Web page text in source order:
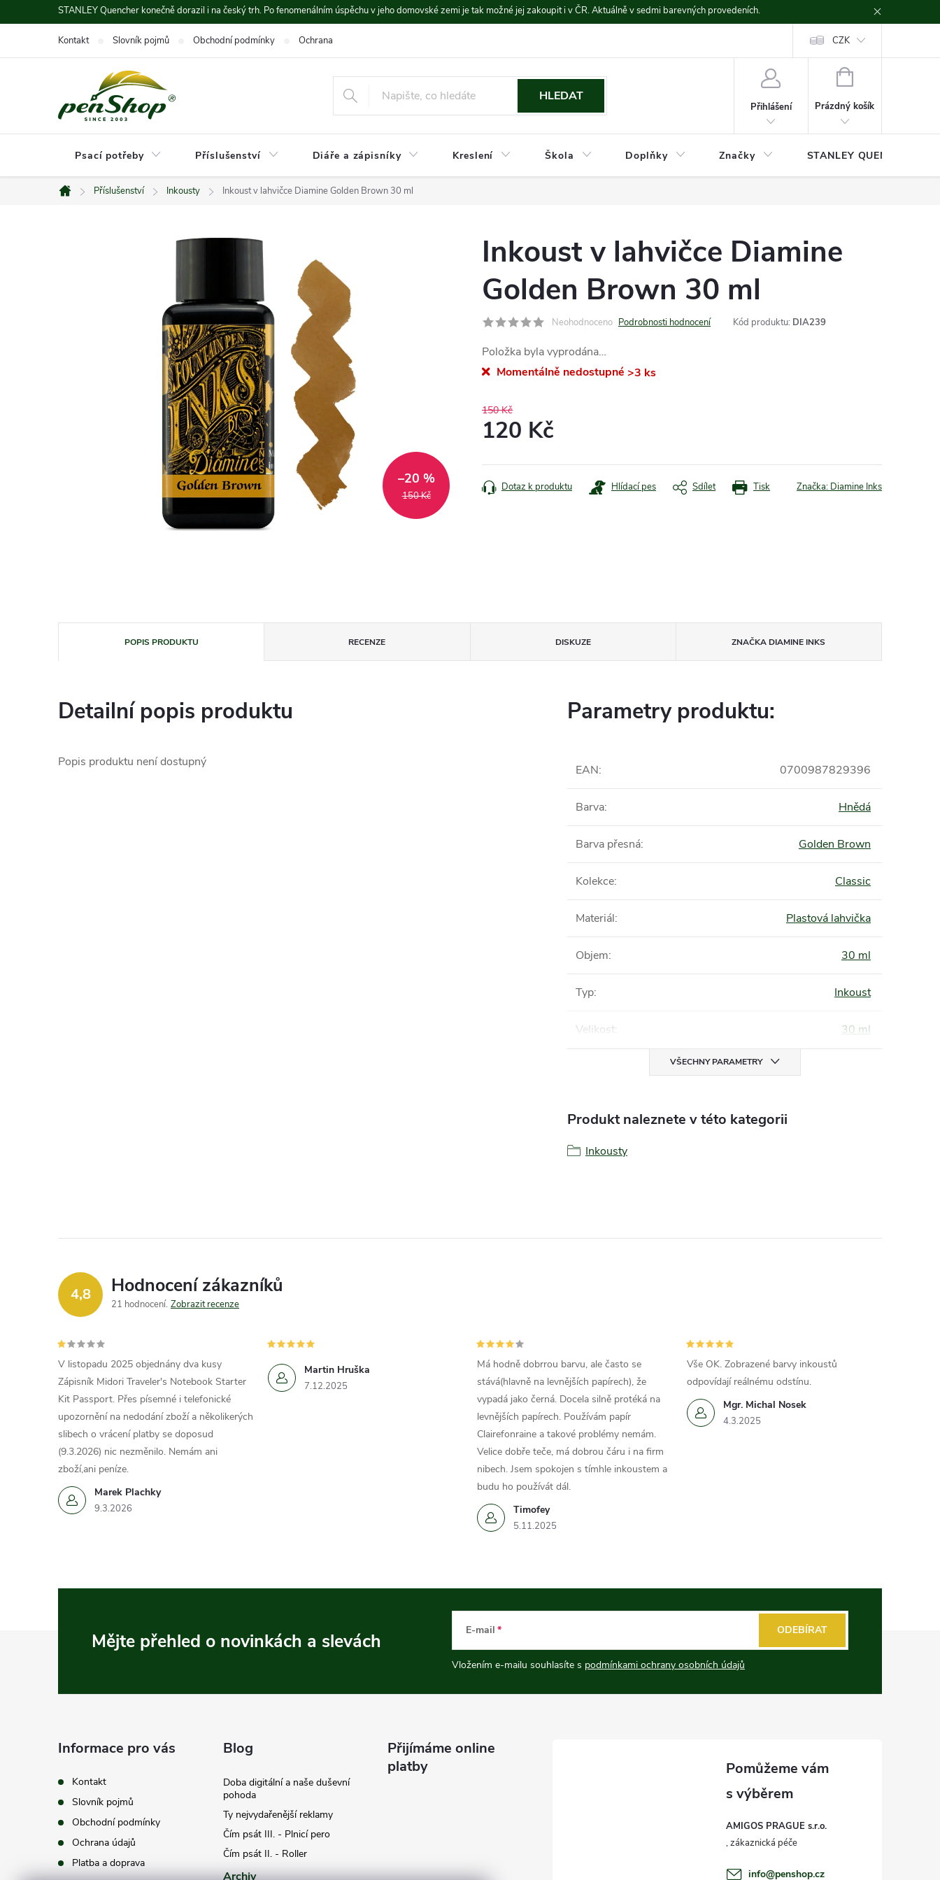
na
STANLEY Quencher konečně dorazil i na český trh. Po fenomenálním úspěchu v jeho domovské zemi je tak možné jej zakoupit i v ČR. Aktuálně v sedmi barevných provedeních.
Kontakt Slovník pojmů Obchodní podmínky Ochrana údajů CZK
HLEDAT
Přihlášení
NÁKUPNÍ
Prázdný košík
Psací potřeby Příslušenství Diáře a zápisníky Kreslení Škola Doplňky Značky STANLEY QUENCHER
Domů
Příslušenství Inkousty Inkoust v lahvičce Diamine Golden Brown 30 ml
150 Kč
–20 %
Inkoust v lahvičce Diamine
Golden Brown 30 ml
Neohodnoceno Podrobnosti hodnocení Kód produktu: DIA239
Položka byla vyprodána…
Momentálně nedostupné >3 ks
150 Kč
120 Kč
cena:
Tisk
Dotaz k produktu Hlídací pes Sdílet Značka: Diamine Inks
POPIS PRODUKTU RECENZE DISKUZE ZNAČKA DIAMINE INKS
Detailní popis produktu
Popis produktu není dostupný
Parametry produktu:
EAN: 0700987829396
Barva: Hnědá
Barva přesná: Golden Brown
Kolekce: Classic
Materiál: Plastová lahvička
Objem: 30 ml
Typ: Inkoust
Velikost: 30 ml
VŠECHNY PARAMETRY
Produkt naleznete v této kategorii
Inkousty
4,8 Hodnocení zákazníků
21 hodnocení Zobrazit recenze
Marek Plachky
9.3.2026
V listopadu 2025 objednány dva kusy
Zápisník Midori Traveler's Notebook Starter
Kit Passport. Přes písemné i telefonické
upozornění na nedodání zboží a několikerých
slibech o vrácení platby se doposud
(9.3.2026) nic nezměnilo. Nemám ani
zboží,ani peníze.
Martin Hruška
7.12.2025
Timofey
5.11.2025
Má hodně dobrrou barvu, ale často se
stává(hlavně na levnějších papírech), že
vypadá jako černá. Docela silně protéká na
levnějších papírech. Používám papír
Clairefonraine a takové problémy nemám.
Velice dobře teče, má dobrou čáru i na firm
nibech. Jsem spokojen s tímhle inkoustem a
budu ho používát dál.
Mgr. Michal Nosek
4.3.2025
Vše OK. Zobrazené barvy inkoustů
odpovídají reálnému odstínu.
Mějte přehled o novinkách a slevách E-mail
Vložením e-mailu souhlasíte s podmínkami ochrany osobních údajů
ODEBÍRAT
Informace pro vás
Kontakt
Slovník pojmů
Obchodní podmínky
Ochrana údajů
Platba a doprava
Blog
Doba digitální a naše duševní
pohoda
Ty nejvydařenější reklamy
Čím psát III. - Plnicí pero
Čím psát II. - Roller
Archiv
Přijímáme online
platby
AMIGOS PRAGUE s.r.o.
info@penshop.cz